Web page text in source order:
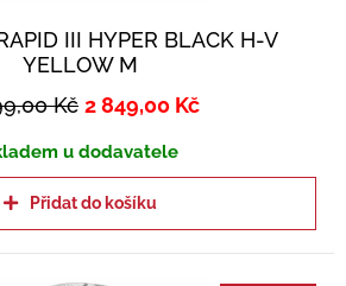
III HYPER BLACK H-V
YELLOW M
Kč 2 849,00 Kč
u dodavatele
Přidat do košíku